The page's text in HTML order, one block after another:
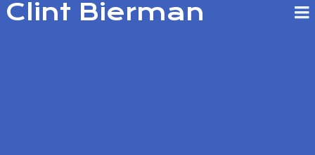
Clint Bierman